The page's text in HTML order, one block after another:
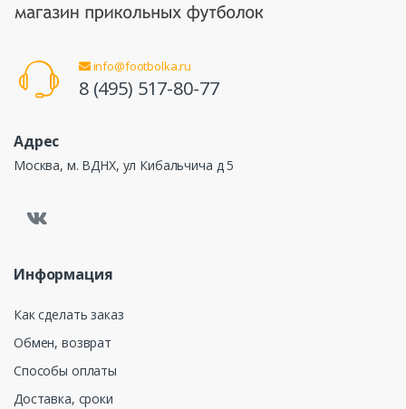
info@footbolka.ru
8 (495) 517-80-77
Адрес
Москва, м. ВДНХ, ул Кибальчича д 5
Информация
Как сделать заказ
Обмен, возврат
Способы оплаты
Доставка, сроки